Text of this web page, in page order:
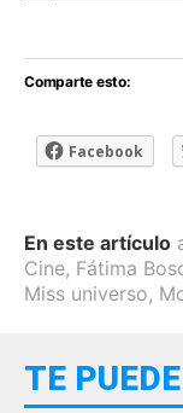
Comparte esto:
Facebook
En este artículo
Cine, Fátima
Miss universo,
TE